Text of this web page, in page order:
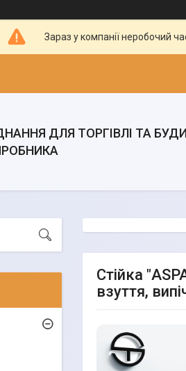
Зараз у компанії неробочий
ДЛЯ ТОРГІВЛІ ТА
Стійка
взуття,